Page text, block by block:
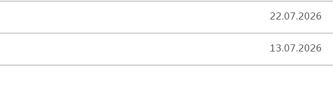
22.07.2026
13.07.2026